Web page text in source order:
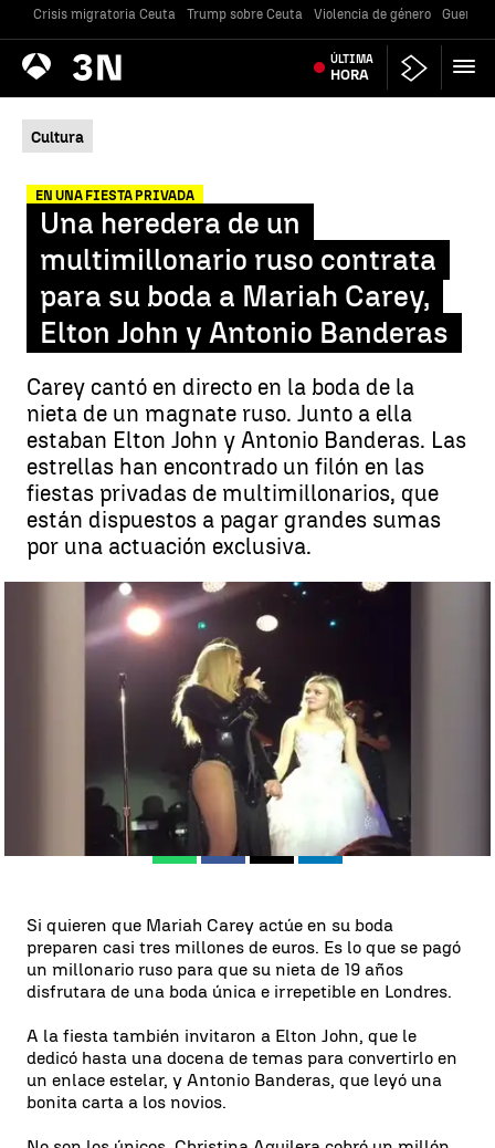
Crisis migratoria Ceuta Trump sobre Ceuta Violencia de género Guerra
Antena
3 Noticias ÚLTIMA
HORA
Cultura
EN UNA FIESTA PRIVADA
Una heredera de un
multimillonario ruso contrata
para su boda a Mariah Carey,
Elton John y Antonio Banderas
Carey cantó en directo en la boda de la
nieta de un magnate ruso. Junto a ella
estaban Elton John y Antonio Banderas. Las
estrellas han encontrado un filón en las
fiestas privadas de multimillonarios, que
están dispuestos a pagar grandes sumas
por una actuación exclusiva.
Una heredera de un multimillonario ruso contrata para su boda a
Mariah Carey, Elton John y Antonio Banderas |
Antena 3 Noticias Madrid
Publicado: 13 de febrero de 2018, 17:17
WhatsappFacebook
X Linkedin
Si quieren que Mariah Carey actúe en su boda
preparen casi tres millones de euros. Es lo que se pagó
un millonario ruso para que su nieta de 19 años
disfrutara de una boda única e irrepetible en Londres.
A la fiesta también invitaron a Elton John, que le
dedicó hasta una docena de temas para convertirlo en
un enlace estelar, y Antonio Banderas, que leyó una
bonita carta a los novios.